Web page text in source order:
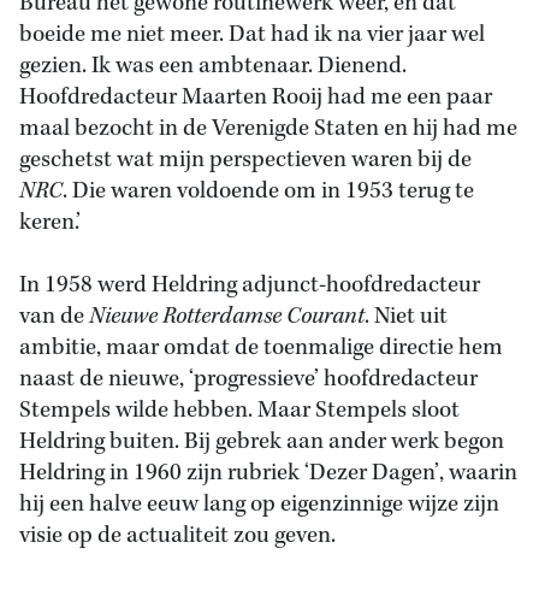
boeide me niet meer. Dat had ik na vier jaar wel
gezien. Ik was een ambtenaar. Dienend.
Hoofdredacteur Maarten Rooij had me een paar
maal bezocht in de Verenigde Staten en hij had me
geschetst wat mijn perspectieven waren bij de
NRC. Die waren voldoende om in 1953 terug te
keren.’
In 1958 werd Heldring adjunct-hoofdredacteur
van deNieuwe Rotterdamse Courant. Niet uit
ambitie, maar omdat de toenmalige directie hem
naast de nieuwe, ‘progressieve’ hoofdredacteur
Stempels wilde hebben. Maar Stempels sloot
Heldring buiten. Bij gebrek aan ander werk begon
Heldring in 1960 zijn rubriek ‘Dezer Dagen’, waarin
hij een halve eeuw lang op eigenzinnige wijze zijn
visie op de actualiteit zou geven.